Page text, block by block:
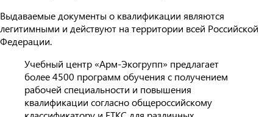
Выдаваемые документы о квалификации являются
легитимными и действуют на территории всей Российской
Федерации.
Учебный центр «Арм-Экогрупп» предлагает
более 4500 программ обучения с получением
рабочей специальности и повышения
квалификации согласно общероссийскому